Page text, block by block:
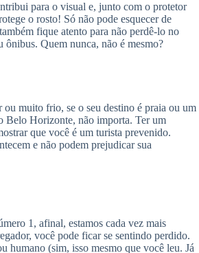
para o visual e, junto com o protetor
o rosto! Só não pode esquecer de
fique atento para não perdê-lo no
ônibus. Quem nunca, não é mesmo?
ou muito frio, se o seu destino é praia ou um
Belo Horizonte, não importa. Ter um
que você é um turista prevenido.
e não podem prejudicar sua
1, afinal, estamos cada vez mais
você pode ficar se sentindo perdido.
humano (sim, isso mesmo que você leu. Já